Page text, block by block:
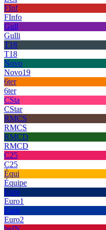
FInf
FInfo
Gull
Gulli
T18
T18
Novo
Novo19
6ter
6ter
CSta
CStar
RMCS
RMCS
RMCD
RMCD
C25
C25
Équi
Équipe
Euro
Euro1
Euro
Euro2